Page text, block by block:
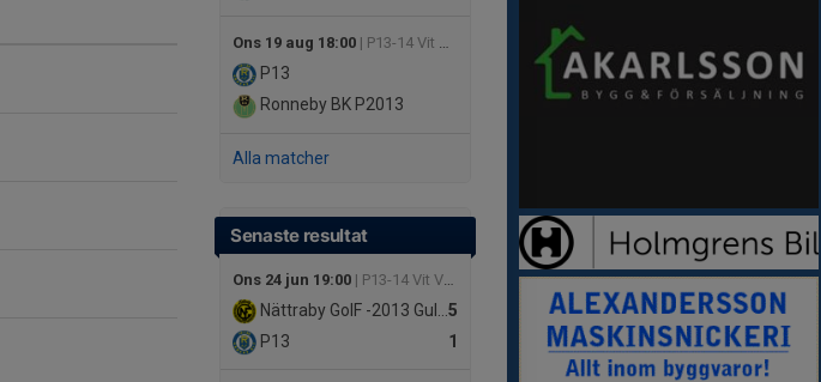
Ons 19 aug 18:00 | P13-14 Vit Höst Grupp 1
P13
Ronneby BK P2013
Alla matcher
Senaste resultat
Ons 24 jun 19:00 | P13-14 Vit Vår Grupp 3
5
Nättraby GoIF -2013 Gul Svart
1
P13